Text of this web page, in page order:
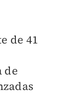
de 41
de